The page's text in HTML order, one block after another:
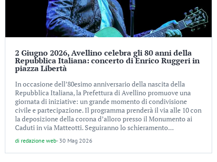
2 Giugno 2026, Avellino celebra gli 80 anni della
Repubblica Italiana: concerto di Enrico Ruggeri in
piazza Libertà
In occasione dell’80esimo anniversario della nascita della
Repubblica Italiana, la Prefettura di Avellino promuove una
giornata di iniziative: un grande momento di condivisione
civile e partecipazione. Il programma prenderà il via alle 10 con
la deposizione della corona d’alloro presso il Monumento ai
Caduti in via Matteotti. Seguiranno lo schieramento...
di redazione web- 30 Mag 2026